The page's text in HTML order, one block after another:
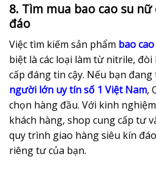
8. Tìm mua bao cao su
đáo
Việc tìm kiếm sản phẩm bao
biệt là các loại làm từ nitrile,
cấp đáng tin cậy. Nếu bạn
người lớn uy tín số 1 Việt Nam,
chọn hàng đầu. Với kinh
khách hàng, shop cung cấp tư
quy trình giao hàng siêu kín
riêng tư của bạn.